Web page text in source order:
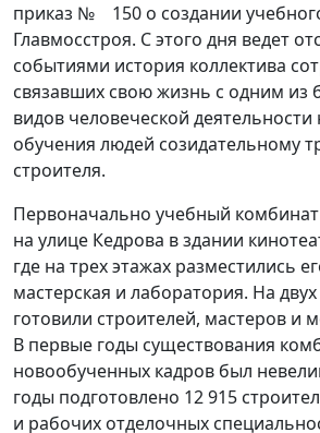
приказ № 150 о создании
Главмосстроя. С этого дня ведет
событиями история коллектива
связавших свою жизнь с одним из
видов человеческой
обучения людей созидательному
строителя.
Первоначально учебный комбинат
на улице Кедрова в здании
где на трех этажах разместились
мастерская и лаборатория. На
готовили строителей, мастеров и
В первые годы существования
новообученных кадров был
годы подготовлено 12 915
и рабочих отделочных